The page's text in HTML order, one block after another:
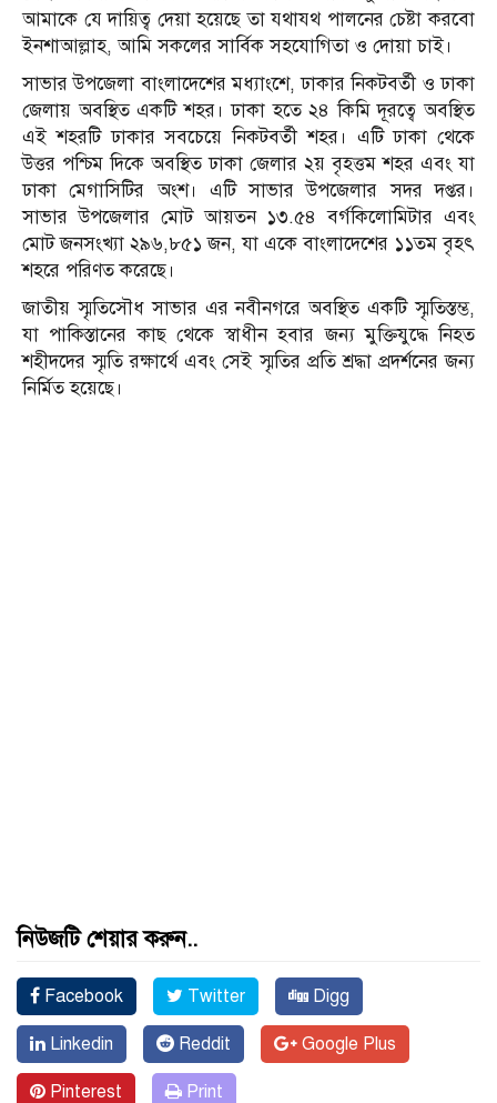
আমাকে যে দায়িত্ব দেয়া হয়েছে তা যথাযথ পালনের চেষ্টা করবো
ইনশাআল্লাহ, আমি সকলের সার্বিক সহযোগিতা ও দোয়া চাই।
সাভার উপজেলা বাংলাদেশের মধ্যাংশে, ঢাকার নিকটবর্তী ও ঢাকা
জেলায় অবস্থিত একটি শহর। ঢাকা হতে ২৪ কিমি দূরত্বে অবস্থিত
এই শহরটি ঢাকার সবচেয়ে নিকটবর্তী শহর। এটি ঢাকা থেকে
উত্তর পশ্চিম দিকে অবস্থিত ঢাকা জেলার ২য় বৃহত্তম শহর এবং যা
ঢাকা মেগাসিটির অংশ। এটি সাভার উপজেলার সদর দপ্তর।
সাভার উপজেলার মোট আয়তন ১৩.৫৪ বর্গকিলোমিটার এবং
মোট জনসংখ্যা ২৯৬,৮৫১ জন, যা একে বাংলাদেশের ১১তম বৃহৎ
শহরে পরিণত করেছে।
জাতীয় স্মৃতিসৌধ সাভার এর নবীনগরে অবস্থিত একটি স্মৃতিস্তম্ভ,
যা পাকিস্তানের কাছ থেকে স্বাধীন হবার জন্য মুক্তিযুদ্ধে নিহত
শহীদদের স্মৃতি রক্ষার্থে এবং সেই স্মৃতির প্রতি শ্রদ্ধা প্রদর্শনের জন্য
নির্মিত হয়েছে।
নিউজটি শেয়ার করুন..
Facebook Twitter Digg
Linkedin Reddit Google Plus
Pinterest Print